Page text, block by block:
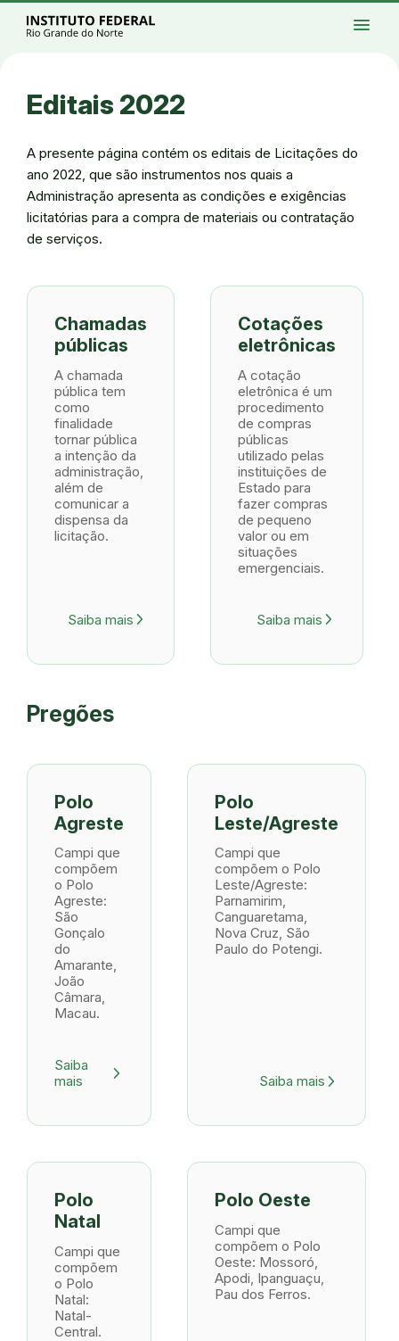
Ir para a página inicial
Ir para a busca
Alto contraste
Acessibilidade
menu
Editais 2022
A presente página contém os editais de Licitações do
ano 2022, que são instrumentos nos quais a
Administração apresenta as condições e exigências
licitatórias para a compra de materiais ou contratação
de serviços.
Chamadas
públicas
A chamada
pública tem
como
finalidade
tornar pública
a intenção da
administração,
além de
comunicar a
dispensa da
licitação.
Saiba mais arrow_forward_ios
Cotações
eletrônicas
A cotação
eletrônica é um
procedimento
de compras
públicas
utilizado pelas
instituições de
Estado para
fazer compras
de pequeno
valor ou em
situações
emergenciais.
Saiba mais arrow_forward_ios
Pregões
Polo
Agreste
Campi que
compõem
o Polo
Agreste:
São
Gonçalo
do
Amarante,
João
Câmara,
Macau.
Saiba
mais
arrow_forward_ios
Polo
Leste/Agreste
Campi que
compõem o Polo
Leste/Agreste:
Parnamirim,
Canguaretama,
Nova Cruz, São
Paulo do Potengi.
Saiba mais arrow_forward_ios
Polo
Natal
Campi que
compõem
o Polo
Natal:
Natal-
Central.
Polo Oeste
Campi que
compõem o Polo
Oeste: Mossoró,
Apodi, Ipanguaçu,
Pau dos Ferros.